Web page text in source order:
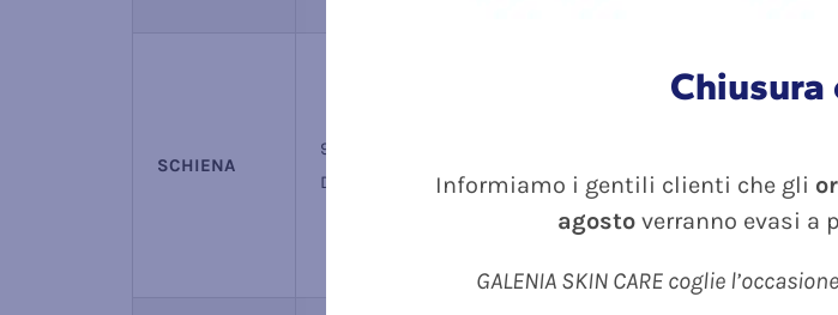
SCHIENA
9013-ALOE VERA SENSITIVE SPRAY UPSIDE
DOWN (intensità prodotto 8)
DOWN
Informiamo i gentili clienti che gli
agosto verranno evasi a
GALENIA SKIN CARE coglie